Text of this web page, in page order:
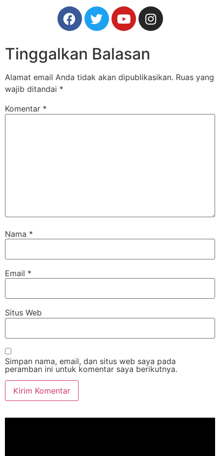
Tinggalkan Balasan
Alamat email Anda tidak akan dipublikasikan. Ruas yang
wajib ditandai *
Komentar *
Nama *
Email *
Situs Web
Simpan nama, email, dan situs web saya pada
peramban ini untuk komentar saya berikutnya.